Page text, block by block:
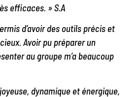
efficaces. » S.A
d’avoir des outils précis et
Avoir pu préparer un
au groupe m’a beaucoup
dynamique et énergique,